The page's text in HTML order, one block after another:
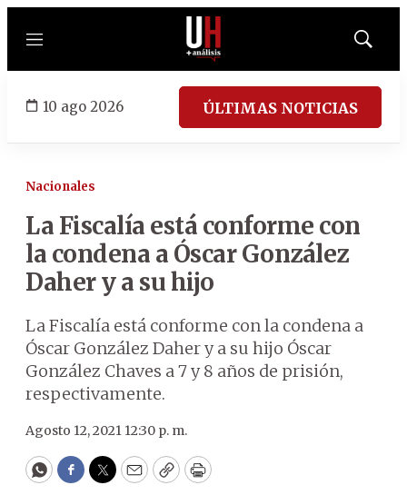
Menú
Mostrar
10 ago 2026 ÚLTIMAS NOTICIAS
Nacionales
La Fiscalía está conforme con
la condena a Óscar González
Daher y a su hijo
La Fiscalía está conforme con la condena a
Óscar González Daher y a su hijo Óscar
González Chaves a 7 y 8 años de prisión,
respectivamente.
Agosto 12, 2021 12:30 p. m.
WhatsApp
Facebook
Twitter
EmailCopyPrint